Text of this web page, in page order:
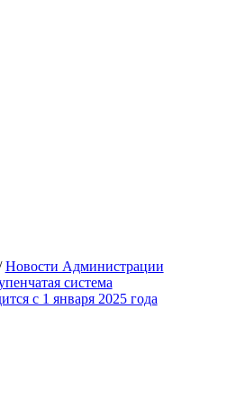
Новости Администрации
система
с 1 января 2025 года